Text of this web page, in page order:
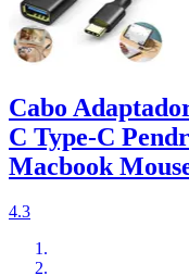
Cabo
C Type-C
Macbook
4.3